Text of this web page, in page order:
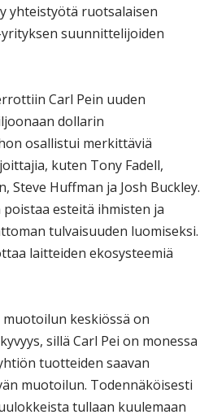
yhteistyötä ruotsalaisen
suunnittelijoiden
Carl Pein uuden
dollarin
osallistui merkittäviä
kuten Tony Fadell,
Steve Huffman ja Josh Buckley.
esteitä ihmisten ja
tulvaisuuden luomiseksi.
laitteiden ekosysteemiä
keskiössä on
sillä Carl Pei on monessa
tuotteiden saavan
muotoilun. Todennäköisesti
tullaan kuulemaan